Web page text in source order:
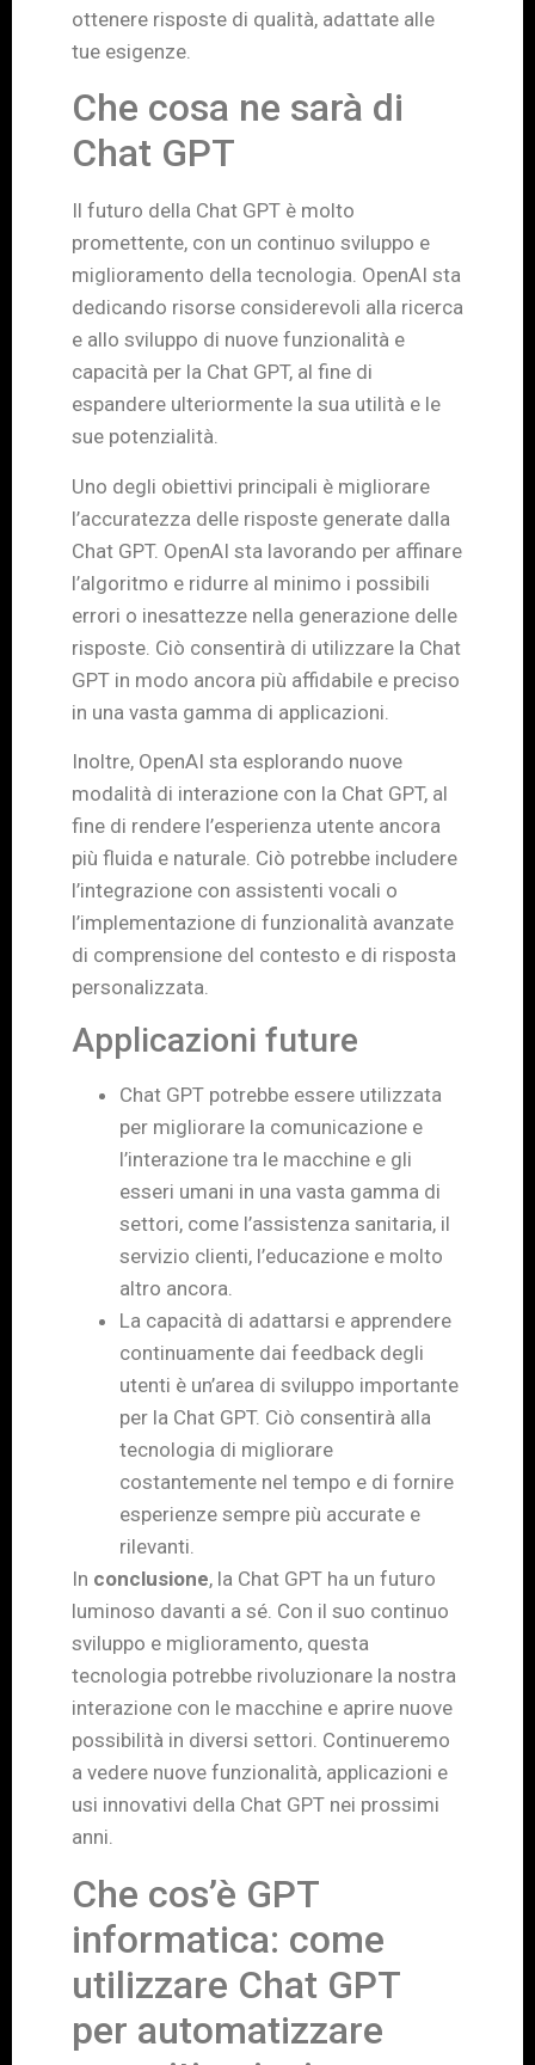
ottenere risposte di qualità, adattate alle
tue esigenze.
Che cosa ne sarà di
Chat GPT
Il futuro della Chat GPT è molto
promettente, con un continuo sviluppo e
miglioramento della tecnologia. OpenAI sta
dedicando risorse considerevoli alla ricerca
e allo sviluppo di nuove funzionalità e
capacità per la Chat GPT, al fine di
espandere ulteriormente la sua utilità e le
sue potenzialità.
Uno degli obiettivi principali è migliorare
l’accuratezza delle risposte generate dalla
Chat GPT. OpenAI sta lavorando per affinare
l’algoritmo e ridurre al minimo i possibili
errori o inesattezze nella generazione delle
risposte. Ciò consentirà di utilizzare la Chat
GPT in modo ancora più affidabile e preciso
in una vasta gamma di applicazioni.
Inoltre, OpenAI sta esplorando nuove
modalità di interazione con la Chat GPT, al
fine di rendere l’esperienza utente ancora
più fluida e naturale. Ciò potrebbe includere
l’integrazione con assistenti vocali o
l’implementazione di funzionalità avanzate
di comprensione del contesto e di risposta
personalizzata.
Applicazioni future
Chat GPT potrebbe essere utilizzata
per migliorare la comunicazione e
l’interazione tra le macchine e gli
esseri umani in una vasta gamma di
settori, come l’assistenza sanitaria, il
servizio clienti, l’educazione e molto
altro ancora.
La capacità di adattarsi e apprendere
continuamente dai feedback degli
utenti è un’area di sviluppo importante
per la Chat GPT. Ciò consentirà alla
tecnologia di migliorare
costantemente nel tempo e di fornire
esperienze sempre più accurate e
rilevanti.
In conclusione, la Chat GPT ha un futuro
luminoso davanti a sé. Con il suo continuo
sviluppo e miglioramento, questa
tecnologia potrebbe rivoluzionare la nostra
interazione con le macchine e aprire nuove
possibilità in diversi settori. Continueremo
a vedere nuove funzionalità, applicazioni e
usi innovativi della Chat GPT nei prossimi
anni.
Che cos’è GPT
informatica: come
utilizzare Chat GPT
per automatizzare